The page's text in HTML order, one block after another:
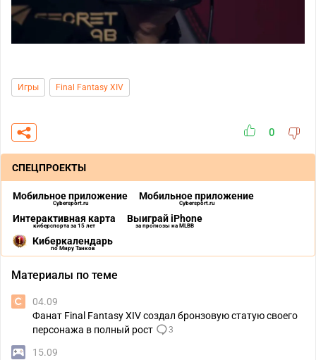
Игры Final Fantasy XIV
0
СПЕЦПРОЕКТЫ
Мобильное приложение
Cybersport.ru
Мобильное приложение
Cybersport.ru
Интерактивная карта
киберспорта за 15 лет
Выиграй iPhone
за прогнозы на MLBB
Киберкалендарь
по Миру Танков
Материалы по теме
04.09
Фанат Final Fantasy XIV создал бронзовую статую своего
персонажа в полный рост
3
15.09